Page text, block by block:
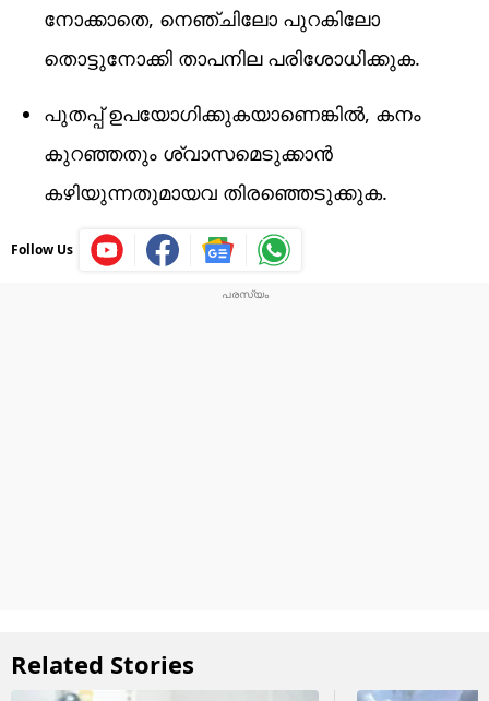
നോക്കാതെ, നെഞ്ചിലോ പുറകിലോ
തൊട്ടുനോക്കി താപനില പരിശോധിക്കുക.
പുതപ്പ് ഉപയോഗിക്കുകയാണെങ്കിൽ, കനം
കുറഞ്ഞതും ശ്വാസമെടുക്കാൻ
കഴിയുന്നതുമായവ തിരഞ്ഞെടുക്കുക.
Follow Us
Related Stories